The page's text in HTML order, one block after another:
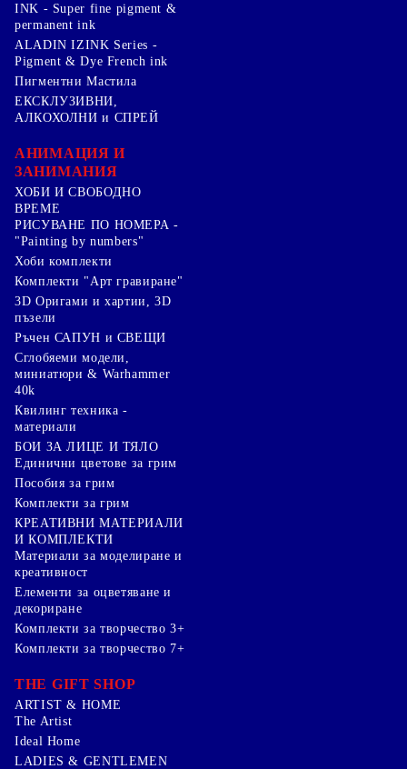
INK - Super fine pigment &
permanent ink
ALADIN IZINK Series -
Pigment & Dye French ink
Пигментни Мастила
ЕКСКЛУЗИВНИ,
АЛКОХОЛНИ и СПРЕЙ
АНИМАЦИЯ И
ЗАНИМАНИЯ
ХОБИ И СВОБОДНО
ВРЕМЕ
РИСУВАНЕ ПО НОМЕРА -
"Painting by numbers"
Хоби комплекти
Комплекти "Арт гравиране"
3D Оригами и хартии, 3D
пъзели
Ръчен САПУН и СВЕЩИ
Сглобяеми модели,
миниатюри & Warhammer
40k
Квилинг техника -
материали
БОИ ЗА ЛИЦЕ И ТЯЛО
Единични цветове за грим
Пособия за грим
Комплекти за грим
КРЕАТИВНИ МАТЕРИАЛИ
И КОМПЛЕКТИ
Mатериали за моделиране и
креативност
Елементи за оцветяване и
декориране
Комплекти за творчество 3+
Комплекти за творчество 7+
THE GIFT SHOP
ARTIST & HOME
The Artist
Ideal Home
LADIES & GENTLEMEN